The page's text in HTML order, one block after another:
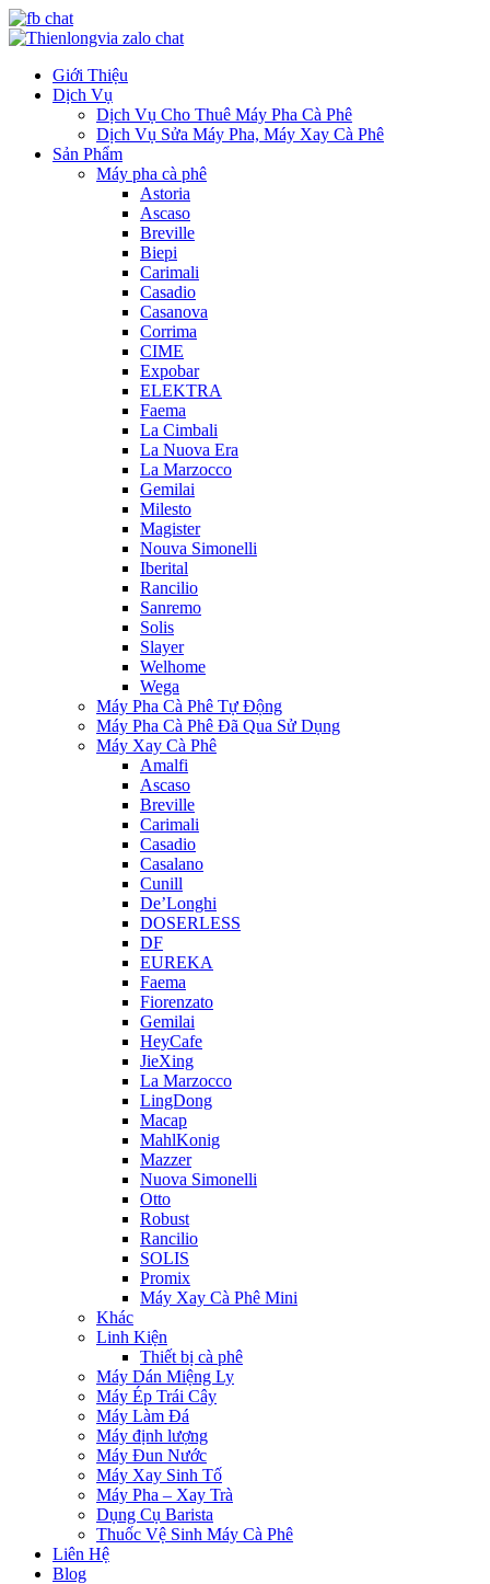
Giới Thiệu
Dịch Vụ
Dịch Vụ Cho Thuê Máy Pha Cà Phê
Dịch Vụ Sửa Máy Pha, Máy Xay Cà Phê
Sản Phẩm
Máy pha cà phê
Astoria
Ascaso
Breville
Biepi
Carimali
Casadio
Casanova
Corrima
CIME
Expobar
ELEKTRA
Faema
La Cimbali
La Nuova Era
La Marzocco
Gemilai
Milesto
Magister
Nouva Simonelli
Iberital
Rancilio
Sanremo
Solis
Slayer
Welhome
Wega
Máy Pha Cà Phê Tự Động
Máy Pha Cà Phê Đã Qua Sử Dụng
Máy Xay Cà Phê
Amalfi
Ascaso
Breville
Carimali
Casadio
Casalano
Cunill
De’Longhi
DOSERLESS
DF
EUREKA
Faema
Fiorenzato
Gemilai
HeyCafe
JieXing
La Marzocco
LingDong
Macap
MahlKonig
Mazzer
Nuova Simonelli
Otto
Robust
Rancilio
SOLIS
Promix
Máy Xay Cà Phê Mini
Khác
Linh Kiện
Thiết bị cà phê
Máy Dán Miệng Ly
Máy Ép Trái Cây
Máy Làm Đá
Máy định lượng
Máy Đun Nước
Máy Xay Sinh Tố
Máy Pha – Xay Trà
Dụng Cụ Barista
Thuốc Vệ Sinh Máy Cà Phê
Liên Hệ
Blog